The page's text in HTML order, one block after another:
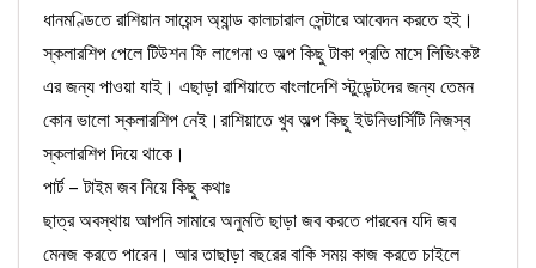
ধানমণ্ডিতে রাশিয়ান সায়েন্স অ্যান্ড কালচারাল সেন্টারে আবেদন করতে হই।
স্কলারশিপ পেলে টিউশন ফি লাগেনা ও অল্প কিছু টাকা প্রতি মাসে লিভিংকষ্ট
এর জন্য পাওয়া যাই। এছাড়া রাশিয়াতে বাংলাদেশি স্টুডেন্টদের জন্য তেমন
কোন ভালো স্কলারশিপ নেই।রাশিয়াতে খুব অল্প কিছু ইউনিভার্সিটি নিজস্ব
স্কলারশিপ দিয়ে থাকে।
পার্ট – টাইম জব নিয়ে কিছু কথাঃ
ছাত্র অবস্থায় আপনি সামারে অনুমতি ছাড়া জব করতে পারবেন যদি জব
মেনজ করতে পারেন। আর তাছাড়া বছরের বাকি সময় কাজ করতে চাইলে